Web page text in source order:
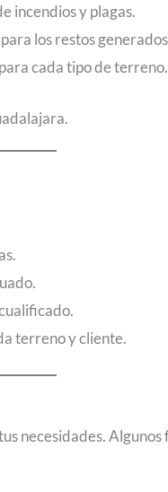
incendios y plagas.
los restos
cada tipo de terreno.
terreno y cliente.
necesidades.